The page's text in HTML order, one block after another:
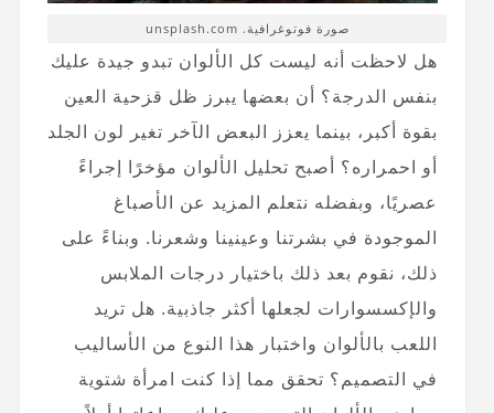
صورة فوتوغرافية. unsplash.com
هل لاحظت أنه ليست كل الألوان تبدو جيدة عليك
بنفس الدرجة؟ أن بعضها يبرز ظل قزحية العين
بقوة أكبر، بينما يعزز البعض الآخر تغير لون الجلد
أو احمراره؟ أصبح تحليل الألوان مؤخرًا إجراءً
عصريًا، وبفضله نتعلم المزيد عن الأصباغ
الموجودة في بشرتنا وعينينا وشعرنا. وبناءً على
ذلك، نقوم بعد ذلك باختيار درجات الملابس
والإكسسوارات لجعلها أكثر جاذبية. هل تريد
اللعب بالألوان واختبار هذا النوع من الأساليب
في التصميم؟ تحقق مما إذا كنت امرأة شتوية